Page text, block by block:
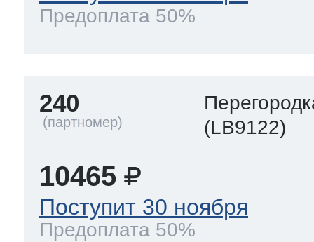
Предоплата 50%
240
(LB9122)
10465
Поступит 30 ноября
Предоплата 50%